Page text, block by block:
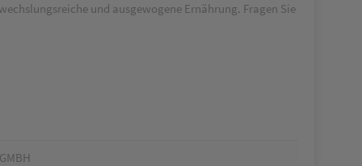
und ausgewogene Ernährung. Fragen Sie